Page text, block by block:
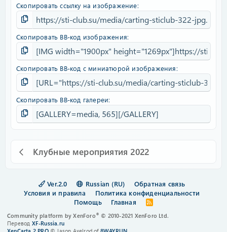
Скопировать ссылку на изображение
Скопировать BB-код изображения
Скопировать BB-код с миниатюрой изображения
Скопировать BB-код галереи
Клубные мероприятия 2022
Ver.2.0 Russian (RU)
Обратная связь
Условия и правила
Политика конфиденциальности
Помощь
Главная
R
S
Community platform by XenForo® © 2010-2021 XenForo Ltd.
Перевод XF-Russia.ru